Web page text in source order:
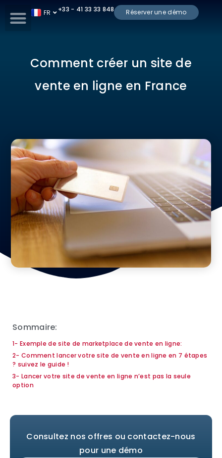
FR
ES
+33 - 41 33 33 848 Réserver une démo
Comment créer un site de
vente en ligne en France
Sommaire:
1- Exemple de site de marketplace de vente en ligne:
2- Comment lancer votre site de vente en ligne en 7 étapes
? suivez le guide !
3- Lancer votre site de vente en ligne n’est pas la seule
option
Consultez nos offres ou contactez-nous
pour une démo